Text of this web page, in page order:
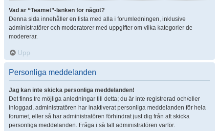
Vad är “Teamet”-länken för något?
Denna sida innehåller en lista med alla i forumledningen, inklusive
administratörer och moderatorer med uppgifter om vilka kategorier de
modererar.
Upp
Personliga meddelanden
Jag kan inte skicka personliga meddelanden!
Det finns tre möjliga anledningar till detta; du är inte registrerad och/eller
inloggad, administratören har inaktiverat personliga meddelanden för hela
forumet, eller så har administratören förhindrat just dig från att skicka
personliga meddelanden. Fråga i så fall administratören varför.